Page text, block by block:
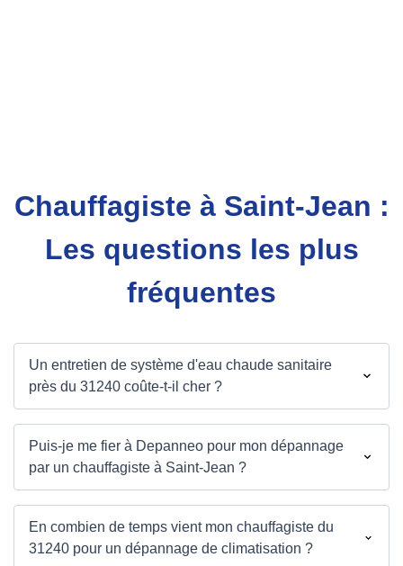
Chauffagiste à Saint-Jean :
Les questions les plus
fréquentes
Un entretien de système d'eau chaude sanitaire
près du 31240 coûte-t-il cher ?
Puis-je me fier à Depanneo pour mon dépannage
par un chauffagiste à Saint-Jean ?
En combien de temps vient mon chauffagiste du
31240 pour un dépannage de climatisation ?